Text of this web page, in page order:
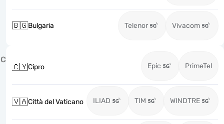
🇧🇬Bulgaria Telenor Vivacom
C
🇨🇾Cipro Epic PrimeTel
🇻🇦Città del Vaticano ILIAD TIM WINDTRE